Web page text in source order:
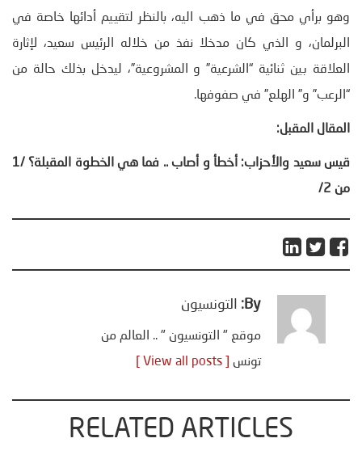
وهو برأي محق في ما ذهب اليه، بالنظر لتقييم أدائها خاصة في
البرلمان، و الذي كان مدخلا نفذ من خلاله الرئيس سعيد، لإثارة
العلاقة بين ثنائية “الشرعية” و المشروعية”، ليدخل بذلك حالة من
“الرعب” و” الهلع” في صفوفها.
المقال المقبل:
قيس سعيد والأحزاب: أخطأ و أصاب .. فما هي الخطوة المقبلة؟ /1
من 2/
By: التونسيون
موقع " التونسيون " .. العالم من
تونس
RELATED ARTICLES